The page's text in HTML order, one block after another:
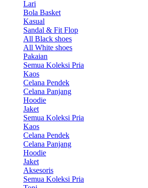
Lari
Bola Basket
Kasual
Sandal & Fit Flop
All Black shoes
All White shoes
Pakaian
Semua Koleksi Pria
Kaos
Celana Pendek
Celana Panjang
Hoodie
Jaket
Semua Koleksi Pria
Kaos
Celana Pendek
Celana Panjang
Hoodie
Jaket
Aksesoris
Semua Koleksi Pria